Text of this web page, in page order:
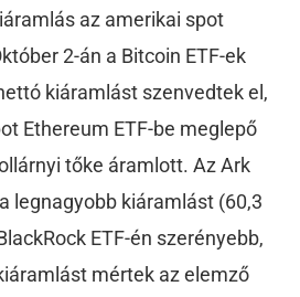
az amerikai spot
2-án a Bitcoin ETF-ek
kiáramlást szenvedtek el,
Ethereum ETF-be meglepő
tőke áramlott. Az Ark
legnagyobb kiáramlást (60,3
ETF-én szerényebb,
mértek az elemző